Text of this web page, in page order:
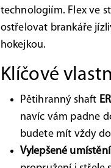
technologiím. Flex ve
ostřelovat brankáře
hokejkou.
Klíčové
Pětihranný shaft
navíc vám padne
budete mít vždy
Vylepšené